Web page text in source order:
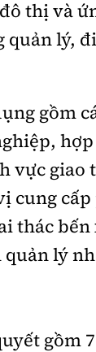
thị và
quản lý,
gồm
vực giao
cung
thác bến
quản lý
gồm